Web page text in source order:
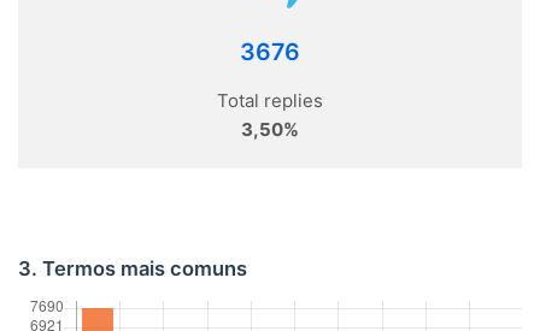
3676
Total replies
3,50%
3. Termos mais comuns